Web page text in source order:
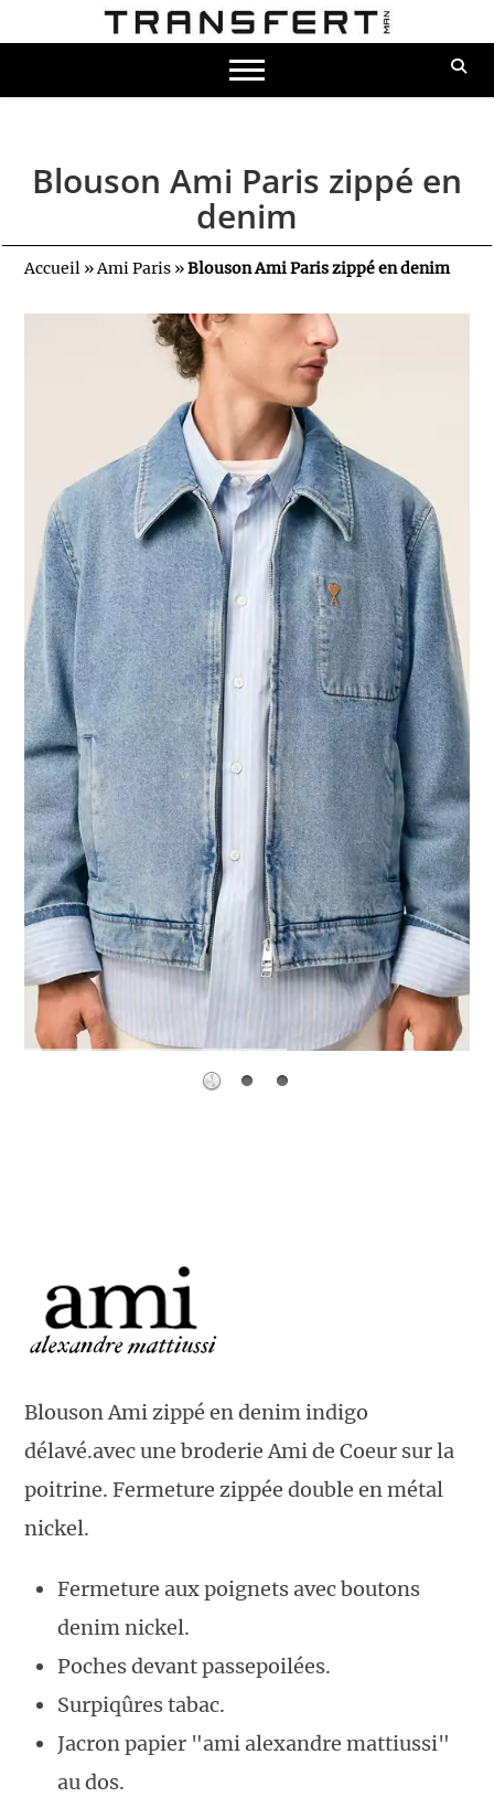
Blouson Ami Paris zippé en
denim
Accueil »Ami Paris »Blouson Ami Paris zippé en denim
Blouson Ami zippé en denim indigo
délavé.avec une broderie Ami de Coeur sur la
poitrine. Fermeture zippée double en métal
nickel.
Fermeture aux poignets avec boutons
denim nickel.
Poches devant passepoilées.
Surpiqûres tabac.
Jacron papier "ami alexandre mattiussi"
au dos.